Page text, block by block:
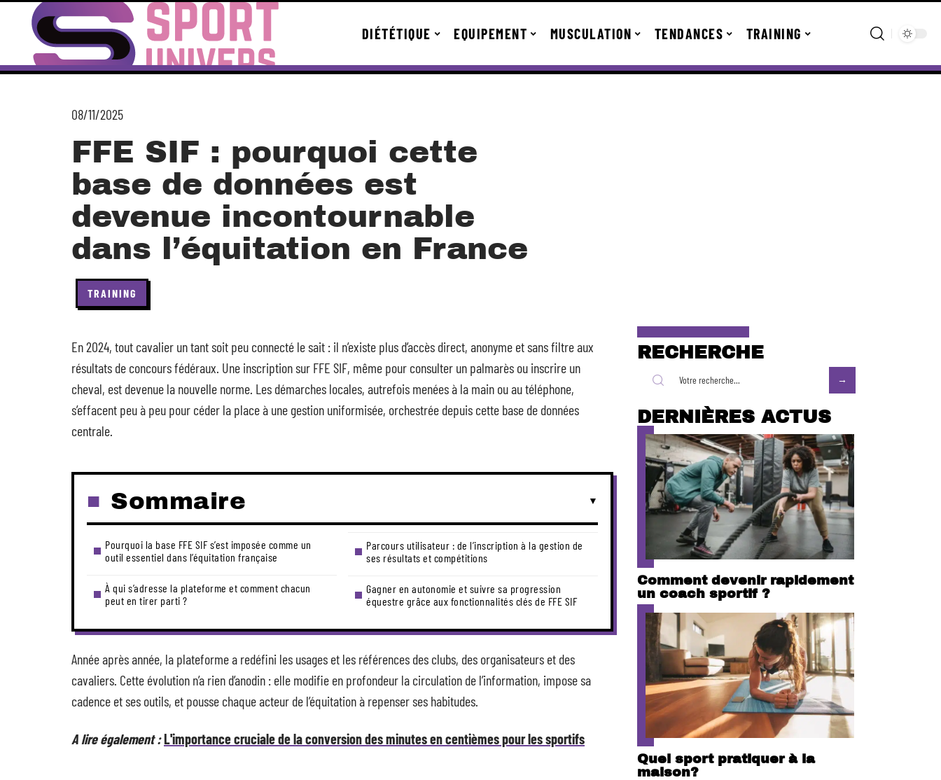
DIÉTÉTIQUE EQUIPEMENT MUSCULATION TENDANCES TRAINING
08/11/2025
FFE SIF : pourquoi cette
base de données est
devenue incontournable
dans l’équitation en France
TRAINING
En 2024, tout cavalier un tant soit peu connecté le sait : il n’existe plus d’accès direct, anonyme et sans filtre aux
résultats de concours fédéraux. Une inscription sur FFE SIF, même pour consulter un palmarès ou inscrire un
cheval, est devenue la nouvelle norme. Les démarches locales, autrefois menées à la main ou au téléphone,
s’effacent peu à peu pour céder la place à une gestion uniformisée, orchestrée depuis cette base de données
centrale.
Sommaire
Pourquoi la base FFE SIF s’est imposée comme un
outil essentiel dans l’équitation française
À qui s’adresse la plateforme et comment chacun
peut en tirer parti ?
Parcours utilisateur : de l’inscription à la gestion de
ses résultats et compétitions
Gagner en autonomie et suivre sa progression
équestre grâce aux fonctionnalités clés de FFE SIF
Année après année, la plateforme a redéfini les usages et les références des clubs, des organisateurs et des
cavaliers. Cette évolution n’a rien d’anodin : elle modifie en profondeur la circulation de l’information, impose sa
cadence et ses outils, et pousse chaque acteur de l’équitation à repenser ses habitudes.
A lire également :L'importance cruciale de la conversion des minutes en centièmes pour les sportifs
RECHERCHE
DERNIÈRES ACTUS
Comment devenir rapidement
un coach sportif ?
Quel sport pratiquer à la
maison?